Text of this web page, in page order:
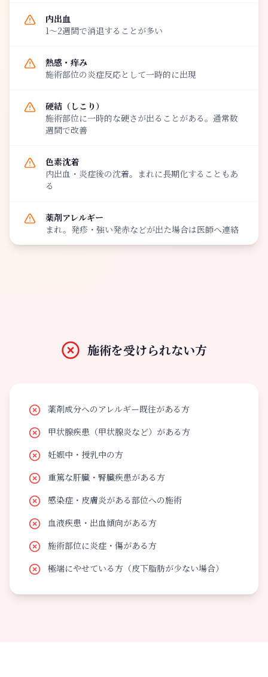
内出血
1〜2週間で消退することが多い
熱感・痒み
施術部位の炎症反応として一時的に出現
硬結（しこり）
施術部位に一時的な硬さが出ることがある。通常数
週間で改善
色素沈着
内出血・炎症後の沈着。まれに長期化することもあ
る
薬剤アレルギー
まれ。発疹・強い発赤などが出た場合は医師へ連絡
施術を受けられない方
薬剤成分へのアレルギー既往がある方
甲状腺疾患（甲状腺炎など）がある方
妊娠中・授乳中の方
重篤な肝臓・腎臓疾患がある方
感染症・皮膚炎がある部位への施術
血液疾患・出血傾向がある方
施術部位に炎症・傷がある方
極端にやせている方（皮下脂肪が少ない場合）